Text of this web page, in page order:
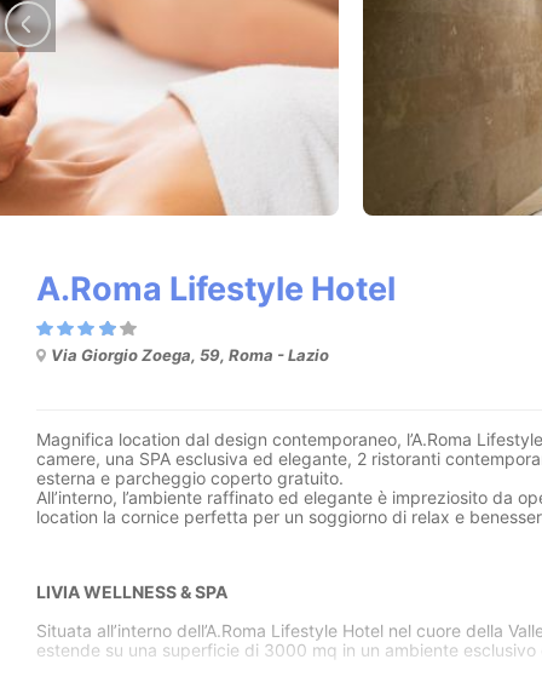
A.Roma Lifestyle Hotel
Via Giorgio Zoega, 59, Roma - Lazio
Magnifica location dal design contemporaneo, l’A.Roma
camere, una SPA esclusiva ed elegante, 2 ristoranti
esterna e parcheggio coperto gratuito.
All’interno, l’ambiente raffinato ed elegante è impreziosito da
location la cornice perfetta per un soggiorno di relax e
LIVIA WELLNESS & SPA
Situata all’interno dell’A.Roma Lifestyle Hotel nel cuore della
estende su una superficie di 3000 mq in un ambiente